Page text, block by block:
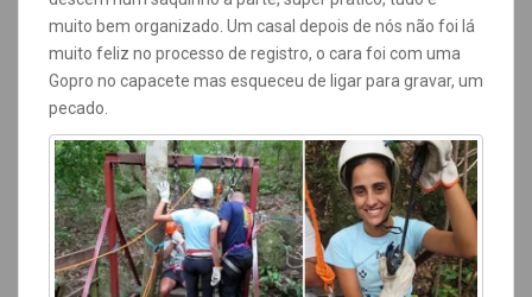
muito bem organizado. Um casal depois de nós não foi lá
muito feliz no processo de registro, o cara foi com uma
Gopro no capacete mas esqueceu de ligar para gravar, um
pecado.